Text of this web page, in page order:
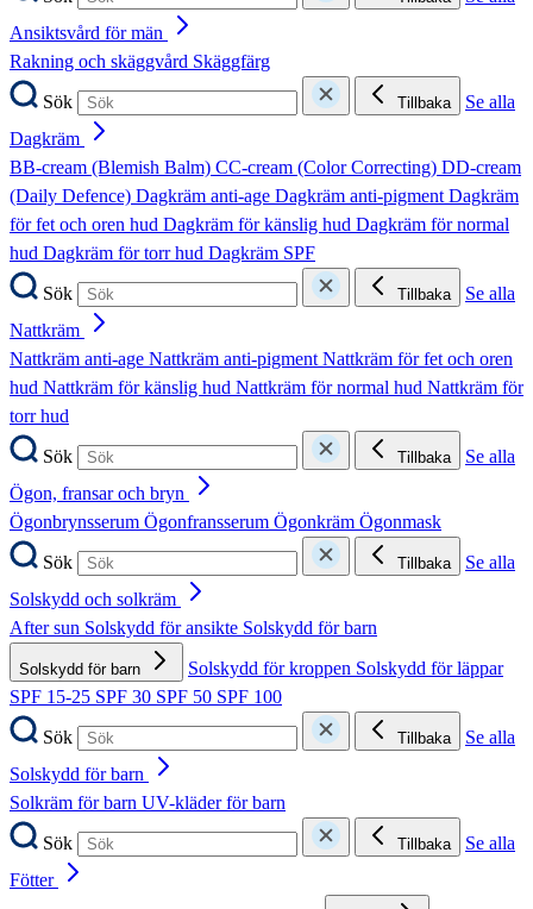
Ansiktsvård för män
Rakning och skäggvård Skäggfärg
Sök
Tillbaka
Se alla
Dagkräm
BB-cream (Blemish Balm) CC-cream (Color Correcting) DD-cream
(Daily Defence) Dagkräm anti-age Dagkräm anti-pigmentDagkräm
för fet och oren hud Dagkräm för känslig hud Dagkräm för normal
hud Dagkräm för torr hud Dagkräm SPF
Sök
Tillbaka
Se alla
Nattkräm
Nattkräm anti-age Nattkräm anti-pigmentNattkräm för fet och oren
hud Nattkräm för känslig hud Nattkräm för normal hud Nattkräm för
torr hud
Sök
Tillbaka
Se alla
Ögon, fransar och bryn
Ögonbrynsserum Ögonfransserum Ögonkräm Ögonmask
Sök
Tillbaka
Se alla
Solskydd och solkräm
After sun Solskydd för ansikte Solskydd för barn
Solskydd för barn Solskydd för kroppen Solskydd för läppar
SPF 15-25 SPF 30 SPF 50 SPF 100
Sök
Tillbaka
Se alla
Solskydd för barn
Solkräm för barn UV-kläder för barn
Sök
Tillbaka
Se alla
Fötter